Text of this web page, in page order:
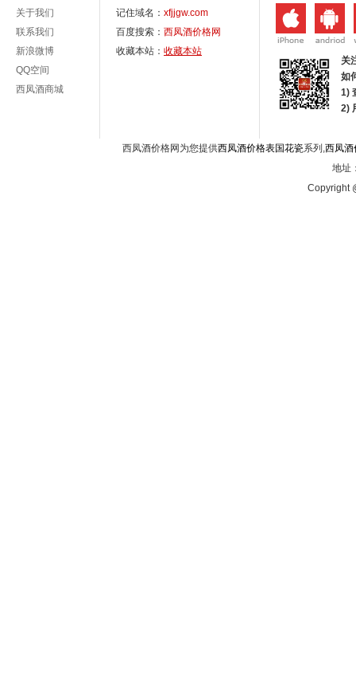
关于我们
联系我们
新浪微博
QQ空间
西凤酒商城
记住域名： xfjjgw.com
百度搜索： 西凤酒价格网
收藏本站： 收藏本站
关
如
1)
2)
西凤酒价格网为您提供西凤酒价格表国花瓷系列,西凤酒
地址
Copyright